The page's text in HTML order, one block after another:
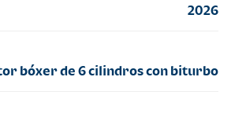
2026
bóxer de 6 cilindros con biturbo